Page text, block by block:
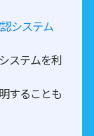
システム
ステムを利
することも